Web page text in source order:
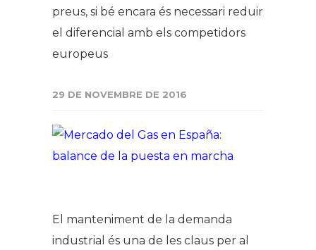
preus, si bé encara és necessari reduir
el diferencial amb els competidors
europeus
29 DE NOVEMBRE DE 2016
El manteniment de la demanda
industrial és una de les claus per al